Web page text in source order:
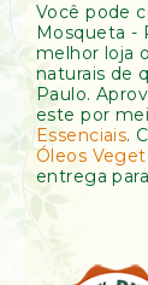
Você pode
Mosqueta -
melhor loja
naturais de
Paulo.
este por
Essenciais.
Óleos
entrega